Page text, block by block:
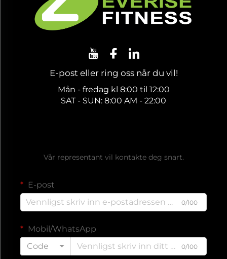
E-post eller ring oss når du vil!
Mån - fredag kl 8:00 til 12:00
SAT - SUN: 8:00 AM - 22:00
Vår representant vil kontakte deg snart.
E-post
0/100
Mobil/WhatsApp
Code
0/100